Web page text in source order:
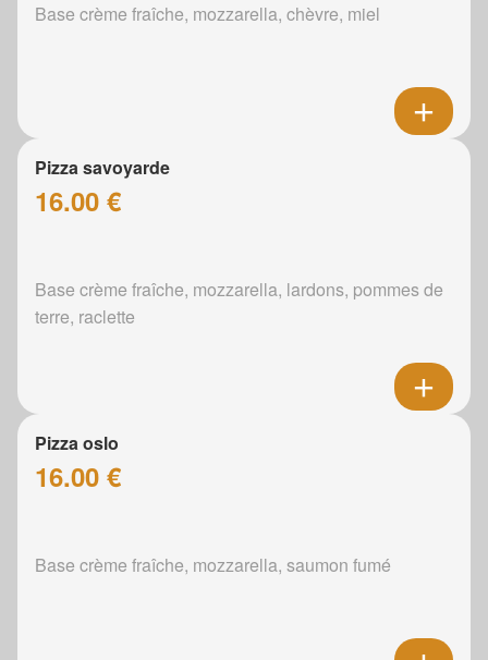
Base crème fraîche, mozzarella, chèvre, miel
Pizza savoyarde
16.00 €
Base crème fraîche, mozzarella, lardons, pommes de
terre, raclette
Pizza oslo
16.00 €
Base crème fraîche, mozzarella, saumon fumé